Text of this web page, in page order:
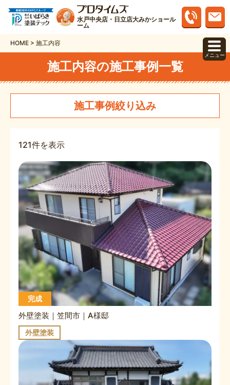
水戸中央店・日立店大みかショール
ーム
HOME > 施工内容
施工内容の施工事例一覧
施工事例絞り込み
121件を表示
完成
外壁塗装｜笠間市｜A様邸
外壁塗装
メニュー